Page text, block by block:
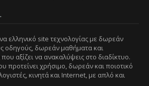
ελληνικό site τεχνολογίας με δωρεάν
οδηγούς, δωρεάν μαθήματα και
αξίζει να ανακαλύψεις στο διαδίκτυο.
προτείνει χρήσιμο, δωρεάν και ποιοτικό
κινητά και Internet, με απλό και